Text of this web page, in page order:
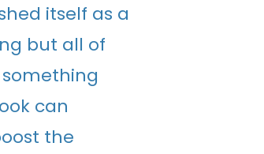
itself as a
but all of
something
can
the